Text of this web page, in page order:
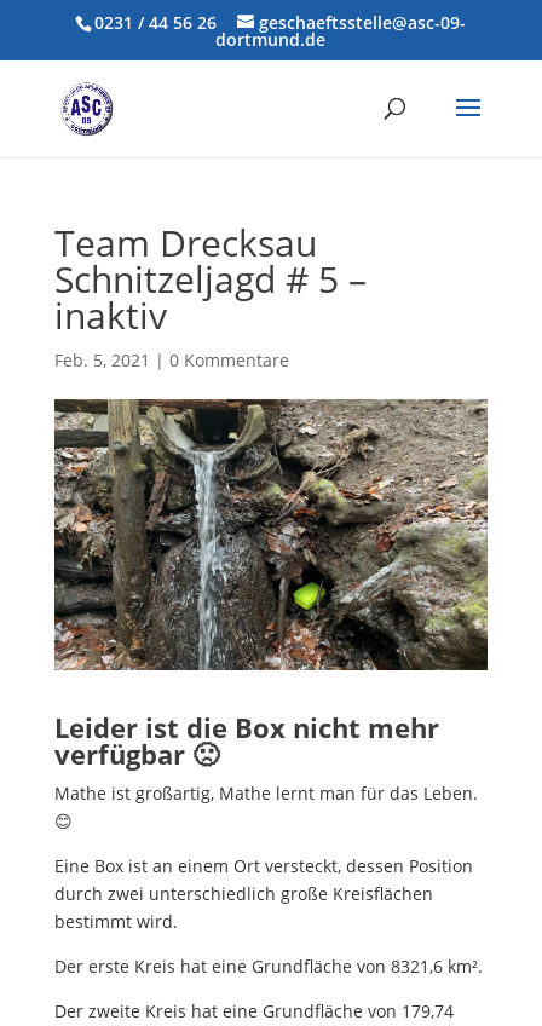
0231 / 44 56 26 geschaeftsstelle@asc-09-
dortmund.de
Team Drecksau
Schnitzeljagd # 5 –
inaktiv
Feb. 5, 2021 | 0 Kommentare
Leider ist die Box nicht mehr
verfügbar 🙁
Mathe ist großartig, Mathe lernt man für das Leben.
😊
Eine Box ist an einem Ort versteckt, dessen Position
durch zwei unterschiedlich große Kreisflächen
bestimmt wird.
Der erste Kreis hat eine Grundfläche von 8321,6 km².
Der zweite Kreis hat eine Grundfläche von 179,74